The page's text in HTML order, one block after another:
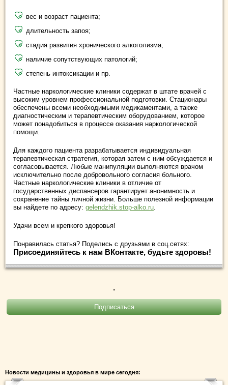
вес и возраст пациента;
длительность запоя;
стадия развития хронического алкоголизма;
наличие сопутствующих патологий;
степень интоксикации и пр.
Частные наркологические клиники содержат в штате врачей с
высоким уровнем профессиональной подготовки. Стационары
обеспечены всеми необходимыми медикаментами, а также
диагностическим и терапевтическим оборудованием, которое
может понадобиться в процессе оказания наркологической
помощи.
Для каждого пациента разрабатывается индивидуальная
терапевтическая стратегия, которая затем с ним обсуждается и
согласовывается. Любые манипуляции выполняются врачом
исключительно после добровольного согласия больного.
Частные наркологические клиники в отличие от
государственных диспансеров гарантирует анонимность и
сохранение тайны личной жизни. Больше полезной информации
вы найдете по адресу: gelendzhik.stop-alko.ru.
Удачи всем и крепкого здоровья!
Понравилась статья? Поделись с друзьями в соц.сетях:
Присоединяйтесь к нам ВКонтакте, будьте здоровы!
.
Новости медицины и здоровья в мире сегодня: